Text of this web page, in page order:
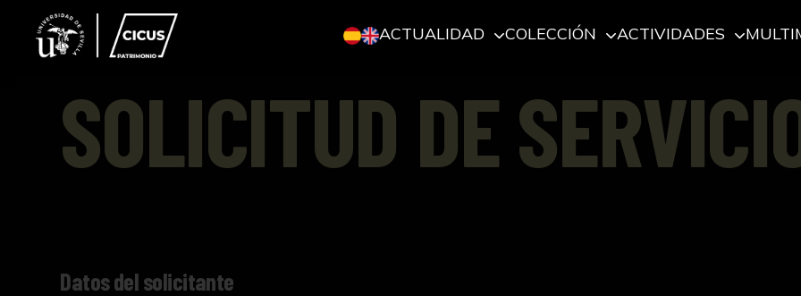
ACTUALIDAD COLECCIÓN ACTIVIDADES
SOLICITUD DE
Datos del solicitante